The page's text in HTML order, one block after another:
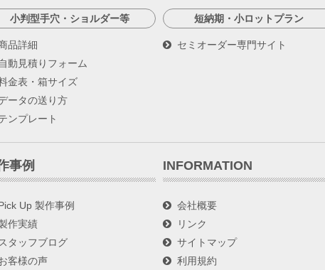
小判型手穴・ショルダー等
品詳細
動見積りフォーム
金表・箱サイズ
ータの送り方
ンプレート
短納期・小ロットプラン
セミオーダー専門サイト
事例
Up 製作事例
作実績
タッフブログ
客様の声
INFORMATION
会社概要
リンク
サイトマップ
利用規約